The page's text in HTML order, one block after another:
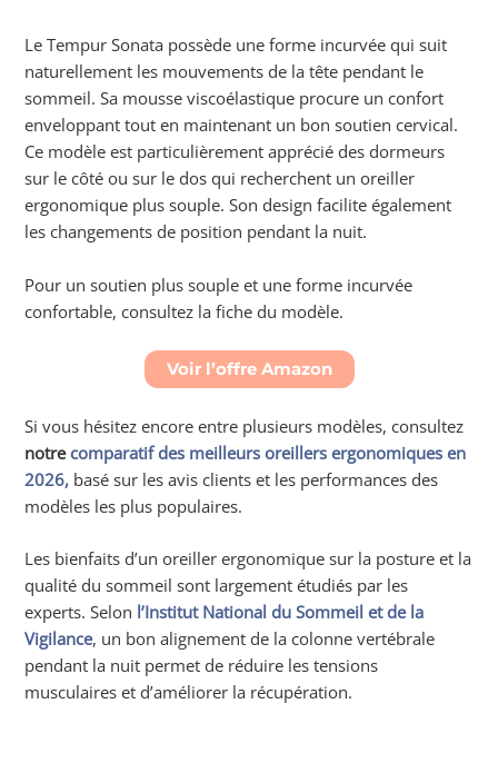
Le Tempur Sonata possède une forme incurvée qui suit
naturellement les mouvements de la tête pendant le
sommeil. Sa mousse viscoélastique procure un confort
enveloppant tout en maintenant un bon soutien cervical.
Ce modèle est particulièrement apprécié des dormeurs
sur le côté ou sur le dos qui recherchent un oreiller
ergonomique plus souple. Son design facilite également
les changements de position pendant la nuit.
Pour un soutien plus souple et une forme incurvée
confortable, consultez la fiche du modèle.
Voir l’offre Amazon
Si vous hésitez encore entre plusieurs modèles, consultez
notrecomparatif des meilleurs oreillers ergonomiques en
2026, basé sur les avis clients et les performances des
modèles les plus populaires.
Les bienfaits d’un oreiller ergonomique sur la posture et la
qualité du sommeil sont largement étudiés par les
experts. Selon l’Institut National du Sommeil et de la
Vigilance, un bon alignement de la colonne vertébrale
pendant la nuit permet de réduire les tensions
musculaires et d’améliorer la récupération.